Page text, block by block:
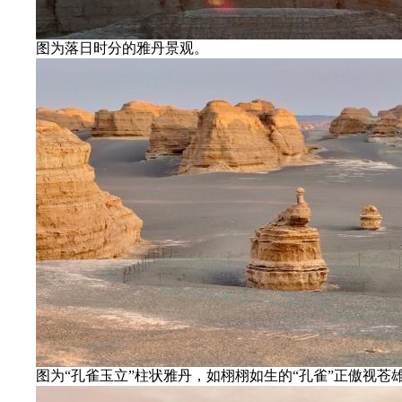
图为落日时分的雅丹景观。
图为“孔雀玉立”柱状雅丹，如栩栩如生的“孔雀”正傲视苍